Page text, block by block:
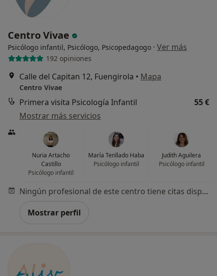
Centro Vivae
Psicólogo infantil, Psicólogo, Psicopedagogo · Ver más
192 opiniones
Calle del Capitan 12, Fuengirola • Mapa
Centro Vivae
Primera visita Psicología Infantil
55 €
Mostrar más servicios
Nuria Artacho
Castillo
Psicólogo infantil
María Tenllado Haba
Psicólogo infantil
Judith Aguilera
Psicólogo infantil
Ningún profesional de este centro tiene citas disponibles
Mostrar perfil